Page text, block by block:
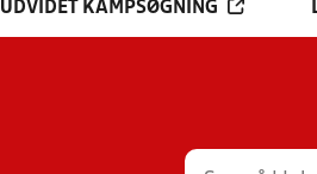
UDVIDET KAMPSØGNING